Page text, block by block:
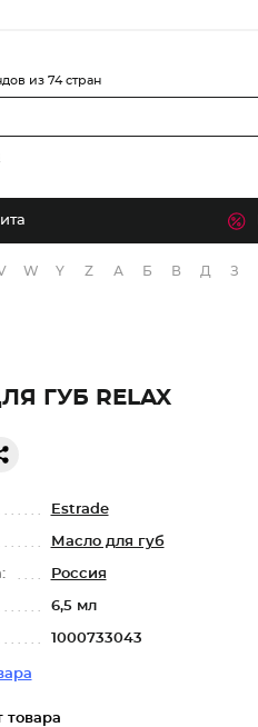
из 74 стран
W Y Z А Б В Д З
ГУБ RELAX
Estrade
Масло для губ
Россия
6,5 мл
1000733043
товара